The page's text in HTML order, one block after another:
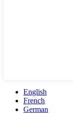
English
French
German